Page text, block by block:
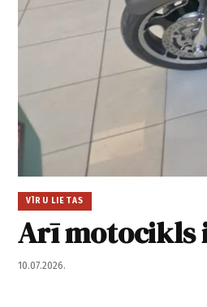
VĪRU LIETAS
Arī motocikls
10.07.2026.